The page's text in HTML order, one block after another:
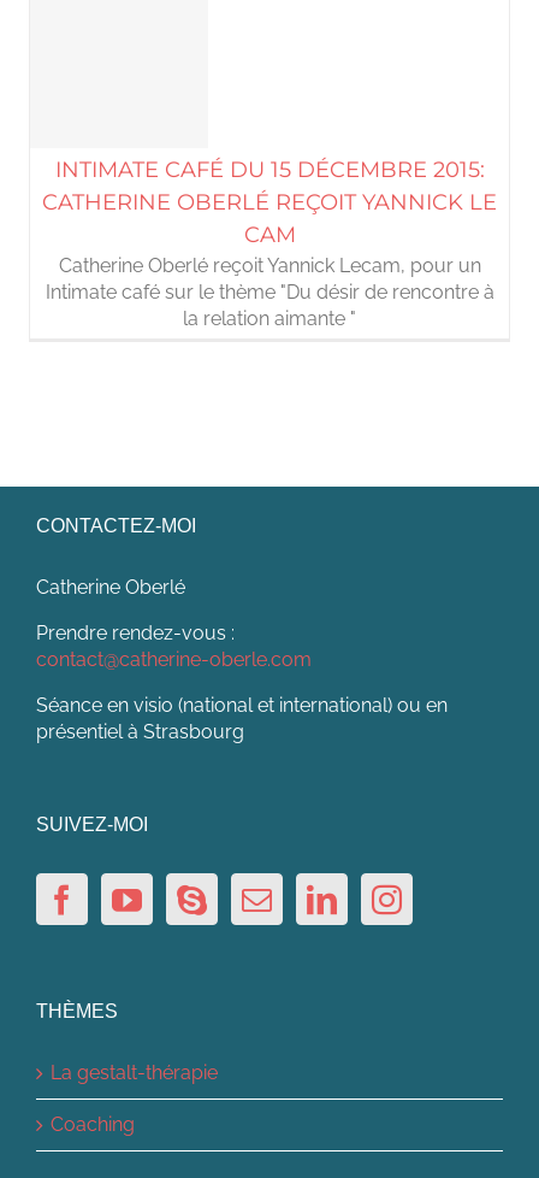
INTIMATE CAFÉ DU 15 DÉCEMBRE 2015:
CATHERINE OBERLÉ REÇOIT YANNICK LE
CAM
Catherine Oberlé reçoit Yannick Lecam, pour un
Intimate café sur le thème "Du désir de rencontre à
la relation aimante "
CONTACTEZ-MOI
Catherine Oberlé
Prendre rendez-vous :
contact@catherine-oberle.com
Séance en visio (national et international) ou en
présentiel à Strasbourg
SUIVEZ-MOI
THÈMES
La gestalt-thérapie
Coaching